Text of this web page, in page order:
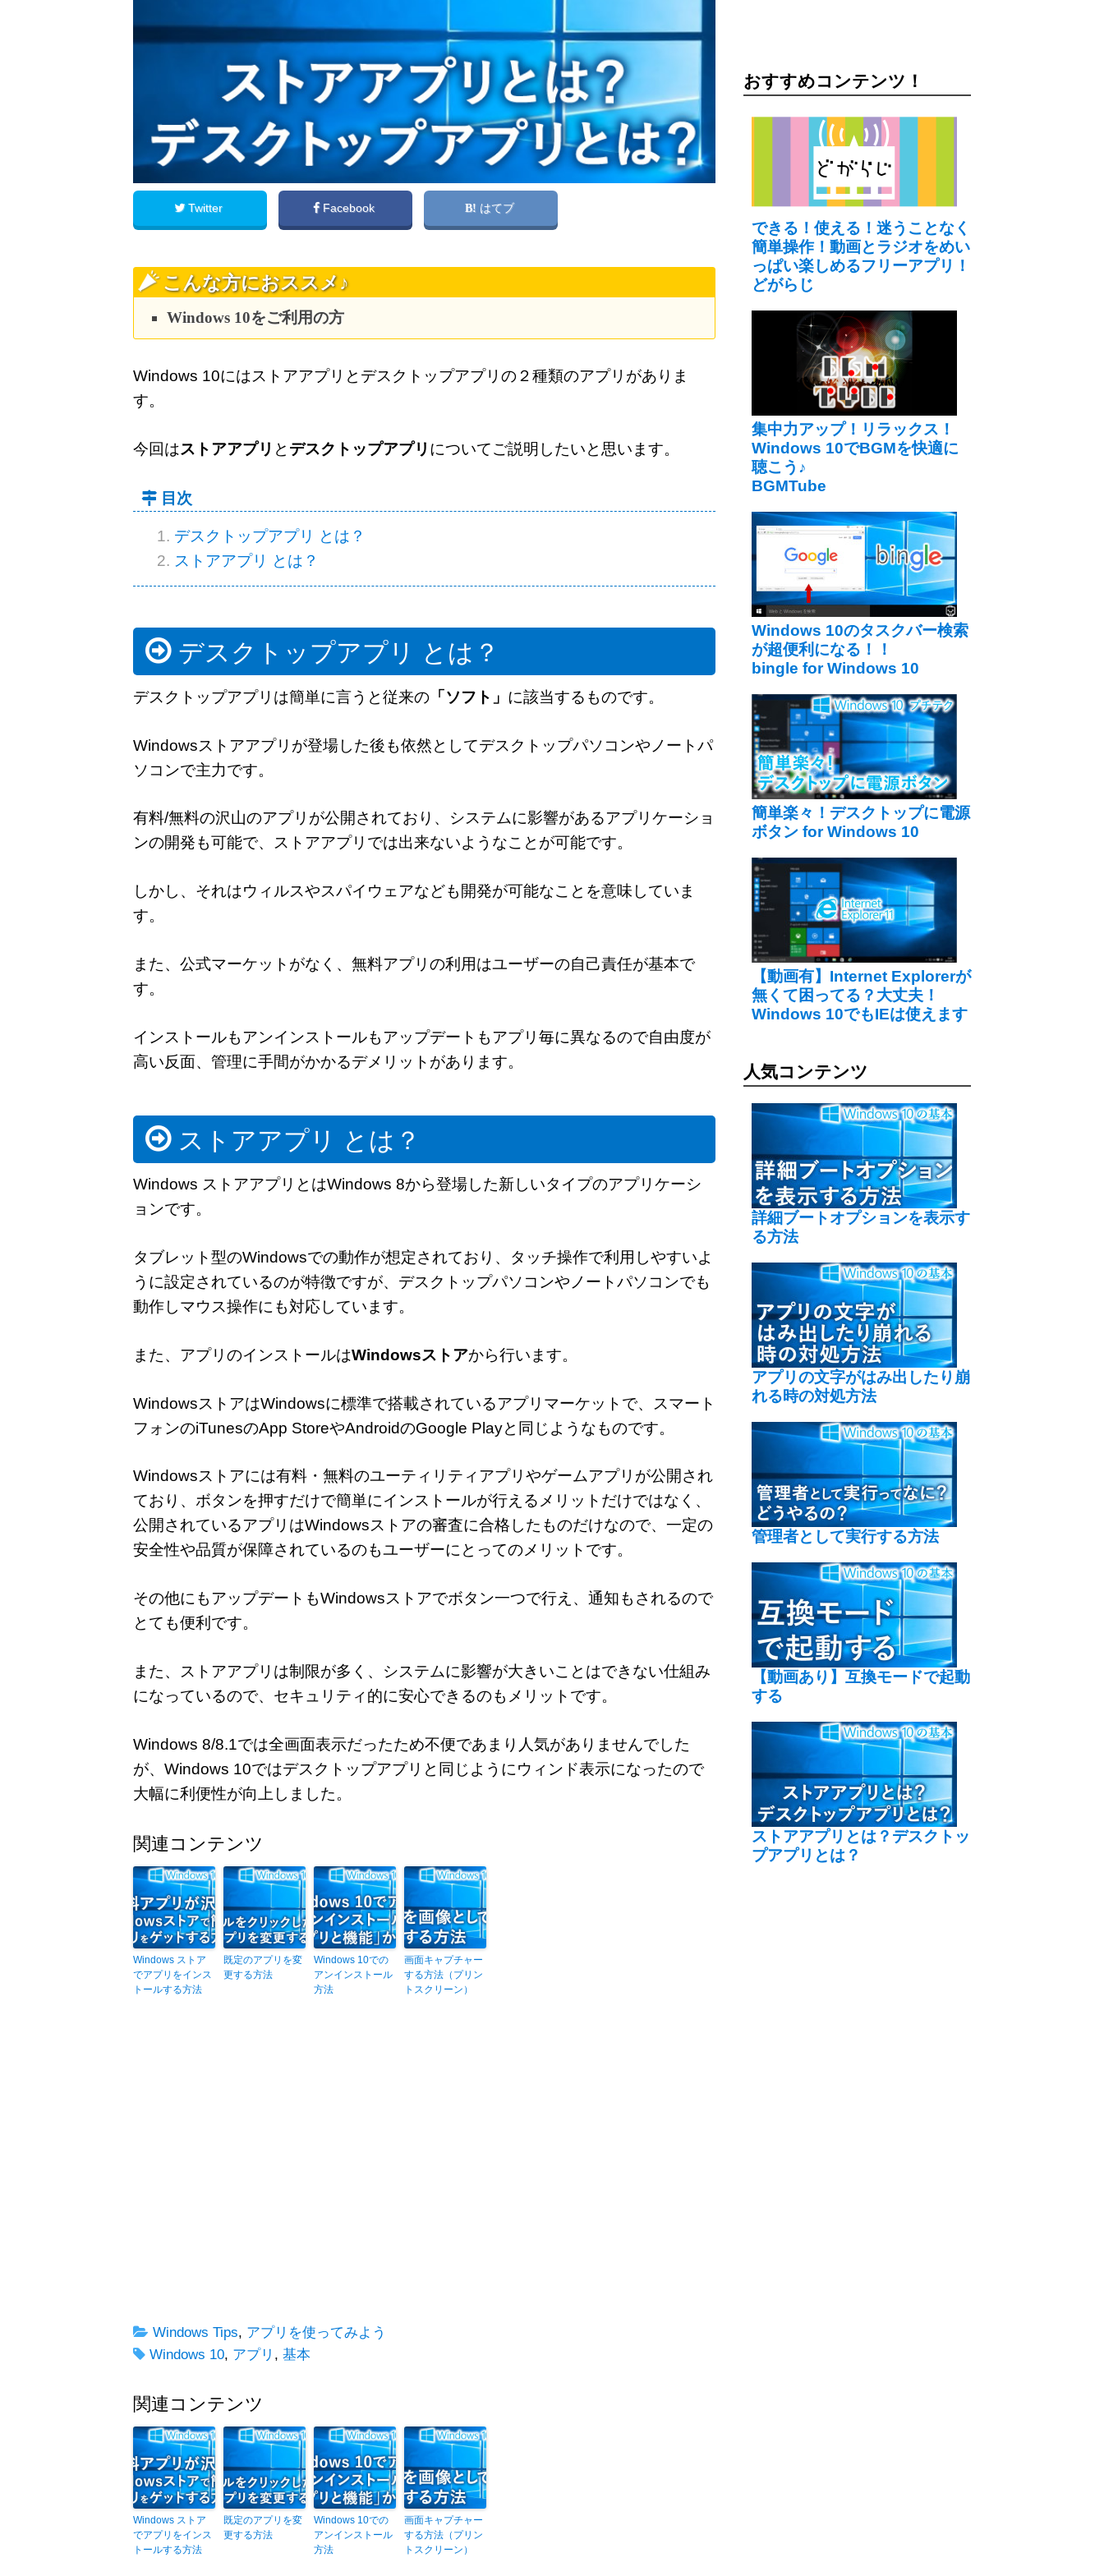
Twitter Facebook はてブ
こんな方におススメ♪
Windows 10をご利用の方
Windows 10にはストアアプリとデスクトップアプリの２種類のアプリがありま
す。
今回はストアアプリ と デスクトップアプリ についてご説明したいと思います。
目次
デスクトップアプリ とは？
ストアアプリ とは？
デスクトップアプリ とは？
デスクトップアプリは簡単に言うと従来の「ソフト」 に該当するものです。
Windowsストアアプリが登場した後も依然としてデスクトップパソコンやノートパ
ソコンで主力です。
有料/無料の沢山のアプリが公開されており、システムに影響があるアプリケーショ
ンの開発も可能で、ストアアプリでは出来ないようなことが可能です。
しかし、それはウィルスやスパイウェアなども開発が可能なことを意味していま
す。
また、公式マーケットがなく、無料アプリの利用はユーザーの自己責任が基本で
す。
インストールもアンインストールもアップデートもアプリ毎に異なるので自由度が
高い反面、管理に手間がかかるデメリットがあります。
ストアアプリ とは？
Windows ストアアプリとはWindows 8から登場した新しいタイプのアプリケーシ
ョンです。
タブレット型のWindowsでの動作が想定されており、タッチ操作で利用しやすいよ
うに設定されているのが特徴ですが、デスクトップパソコンやノートパソコンでも
動作しマウス操作にも対応しています。
また、アプリのインストールはWindowsストアから行います。
WindowsストアはWindowsに標準で搭載されているアプリマーケットで、スマート
フォンのiTunesのApp StoreやAndroidのGoogle Playと同じようなものです。
Windowsストアには有料・無料のユーティリティアプリやゲームアプリが公開され
ており、ボタンを押すだけで簡単にインストールが行えるメリットだけではなく、
公開されているアプリはWindowsストアの審査に合格したものだけなので、一定の
安全性や品質が保障されているのもユーザーにとってのメリットです。
その他にもアップデートもWindowsストアでボタン一つで行え、通知もされるので
とても便利です。
また、ストアアプリは制限が多く、システムに影響が大きいことはできない仕組み
になっているので、セキュリティ的に安心できるのもメリットです。
Windows 8/8.1では全画面表示だったため不便であまり人気がありませんでした
が、Windows 10ではデスクトップアプリと同じようにウィンド表示になったので
大幅に利便性が向上しました。
関連コンテンツ
Windows ストア
でアプリをインス
トールする方法
既定のアプリを変
更する方法
Windows 10での
アンインストール
方法
画面キャプチャー
する方法（プリン
トスクリーン）
Windows Tips, アプリを使ってみよう
Windows 10, アプリ , 基本
関連コンテンツ
Windows ストア
でアプリをインス
トールする方法
既定のアプリを変
更する方法
Windows 10での
アンインストール
方法
画面キャプチャー
する方法（プリン
トスクリーン）
おすすめコンテンツ！
できる！使える！迷うことなく
簡単操作！動画とラジオをめい
っぱい楽しめるフリーアプリ！
どがらじ
集中力アップ！リラックス！
Windows 10でBGMを快適に
聴こう♪
BGMTube
Windows 10のタスクバー検索
が超便利になる！！
bingle for Windows 10
簡単楽々！デスクトップに電源
ボタン for Windows 10
【動画有】Internet Explorerが
無くて困ってる？大丈夫！
Windows 10でもIEは使えます
人気コンテンツ
詳細ブートオプションを表示す
る方法
アプリの文字がはみ出したり崩
れる時の対処方法
管理者として実行する方法
【動画あり】互換モードで起動
する
ストアアプリとは？デスクトッ
プアプリとは？